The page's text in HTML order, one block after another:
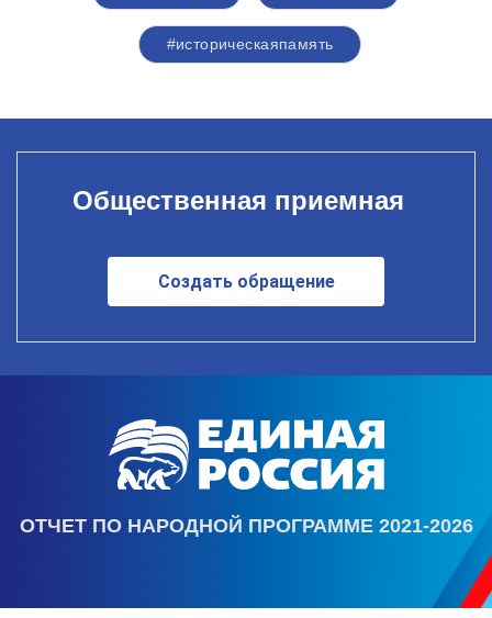
#историческаяпамять
Общественная приемная
Создать обращение
ОТЧЕТ ПО НАРОДНОЙ ПРОГРАММЕ 2021-2026